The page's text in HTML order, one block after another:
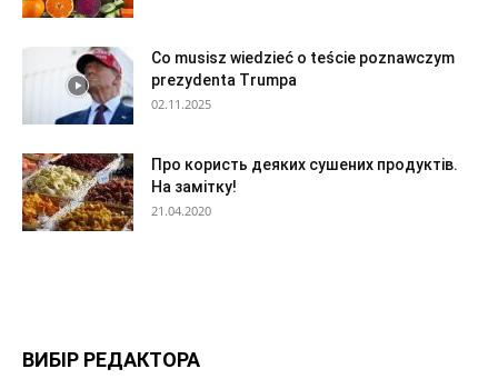
Co musisz wiedzieć o teście poznawczym
prezydenta Trumpa
02.11.2025
Про користь деяких сушених продуктів.
На замітку!
21.04.2020
ВИБІР РЕДАКТОРА